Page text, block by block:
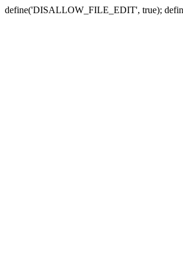
define('DISALLOW_FILE_EDIT', true);